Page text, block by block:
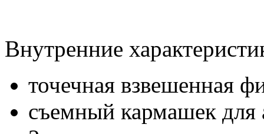
Внутренние
точечная взвешенная
съемный кармашек для